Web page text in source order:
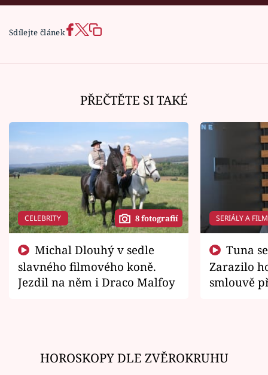
Sdílejte článek
PŘEČTĚTE SI TAKÉ
CELEBRITY 8 fotografií
slavného filmového koně.
Jezdil na něm i Draco Malfoy
SERIÁLY A
Zarazilo
smlouvě
HOROSKOPY DLE ZVĚROKRUHU